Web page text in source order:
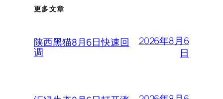
更多文章
陕西黑猫8月6日快速回
调
2026年8月6
日